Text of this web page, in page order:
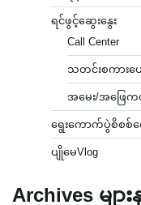
ရင်ဖွင့်ဆွေးနွေး
Call Center
သတင်းစကားပေ
အမေး/အဖြေက
ရွေးကောက်ပွဲစိစစ်တွ
ပျိုမေVlog
Archives မျ